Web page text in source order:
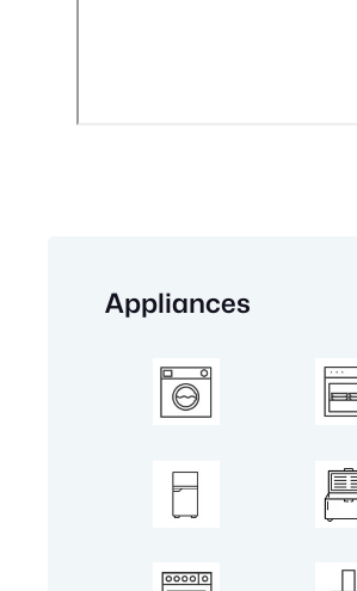
Appliances